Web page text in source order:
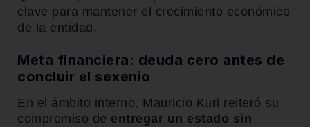
clave para mantener el crecimiento económico
de la entidad.
Meta financiera: deuda cero antes de
concluir el sexenio
En el ámbito interno, Mauricio Kuri reiteró su
compromiso de entregar un estado sin